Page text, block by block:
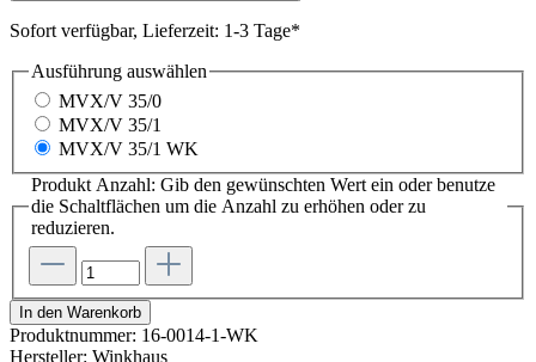
Sofort verfügbar, Lieferzeit: 1-3 Tage*
Ausführung auswählen
MVX/V 35/0
MVX/V 35/1
MVX/V 35/1 WK
Produkt Anzahl: Gib den gewünschten Wert ein oder benutze
die Schaltflächen um die Anzahl zu erhöhen oder zu
reduzieren.
In den Warenkorb
Produktnummer: 16-0014-1-WK
Hersteller: Winkhaus